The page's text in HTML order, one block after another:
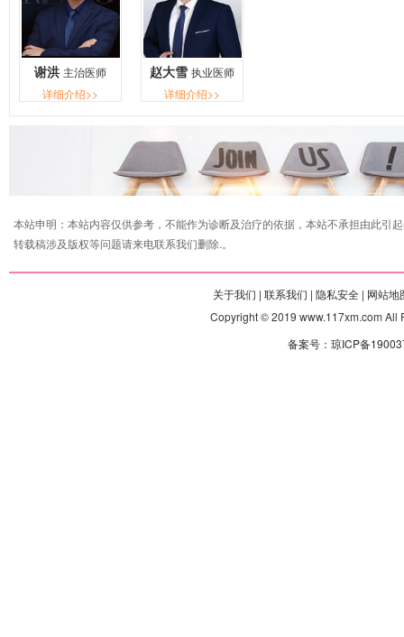
谢洪 主治医师
详细介绍>>
赵大雪 执业医师
详细介绍>>
本站申明：本站内容仅供参考，不能作为诊断及治疗的依据，本站不承担由此引
转载稿涉及版权等问题请来电联系我们删除.。
关于我们 | 联系我们 | 隐私安全 | 网站地
Copyright © 2019 www.117xm.com All
备案号：琼ICP备